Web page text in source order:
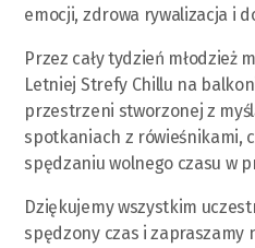
emocji, zdrowa rywalizacja i
Przez cały tydzień młodzież
Letniej Strefy Chillu na
przestrzeni stworzonej z
spotkaniach z rówieśnikami,
spędzaniu wolnego czasu w
Dziękujemy wszystkim
spędzony czas i zapraszamy